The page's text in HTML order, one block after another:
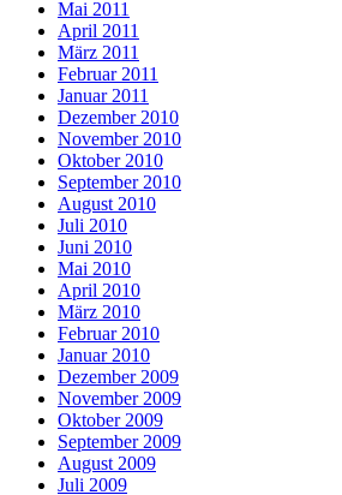
Mai 2011
April 2011
März 2011
Februar 2011
Januar 2011
Dezember 2010
November 2010
Oktober 2010
September 2010
August 2010
Juli 2010
Juni 2010
Mai 2010
April 2010
März 2010
Februar 2010
Januar 2010
Dezember 2009
November 2009
Oktober 2009
September 2009
August 2009
Juli 2009